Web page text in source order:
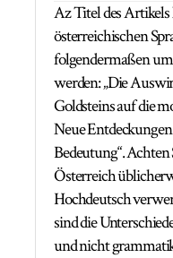
Az Titel des
österreichischen
folgendermaßen
werden: „Die
Goldsteins auf die
Neue
Bedeutung“. Achten
Österreich
Hochdeutsch
sind die
und nicht